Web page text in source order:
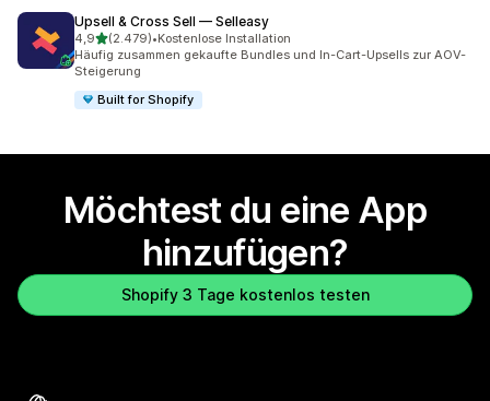
Upsell & Cross Sell — Selleasy
4,9von 5 Sternen
(2.479)
2479 Rezensionen insgesamt
•Kostenlose Installation
Häufig zusammen gekaufte Bundles und In-Cart-Upsells zur AOV-
Steigerung
Built for Shopify
Möchtest du eine App
hinzufügen?
Shopify 3 Tage kostenlos testen